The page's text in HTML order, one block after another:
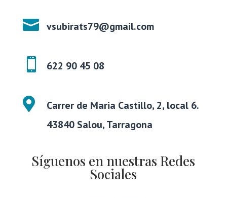
 vsubirats79@gmail.com
 622 90 45 08

Carrer de Maria Castillo, 2, local 6.
43840 Salou, Tarragona
Síguenos en nuestras Redes
Sociales